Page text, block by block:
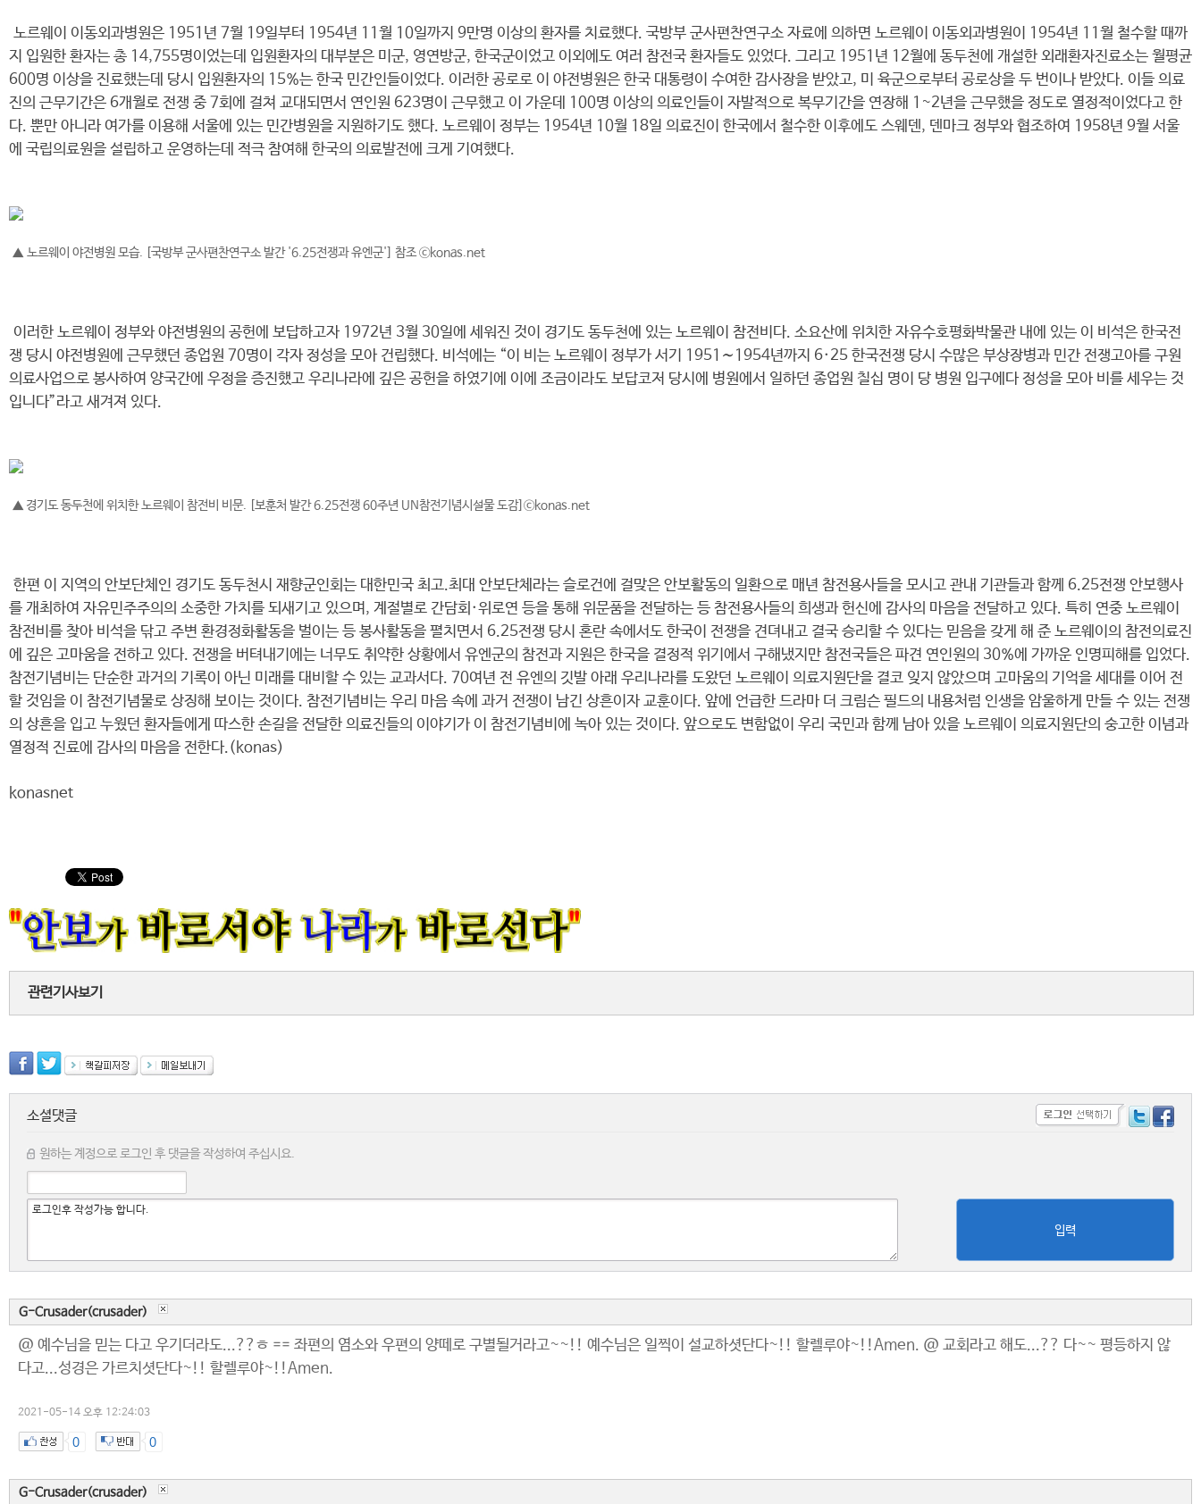
노르웨이 이동외과병원은 1951년 7월 19일부터 1954년 11월 10일까지 9만명 이상의 환자를 치료했다. 국방부 군사편찬연구소 자료에 의하면 노르웨이 이동외과병원이 1954년 11월 철수할 때까
지 입원한 환자는 총 14,755명이었는데 입원환자의 대부분은 미군, 영연방군, 한국군이었고 이외에도 여러 참전국 환자들도 있었다. 그리고 1951년 12월에 동두천에 개설한 외래환자진료소는 월평균
600명 이상을 진료했는데 당시 입원환자의 15%는 한국 민간인들이었다. 이러한 공로로 이 야전병원은 한국 대통령이 수여한 감사장을 받았고, 미 육군으로부터 공로상을 두 번이나 받았다. 이들 의료
진의 근무기간은 6개월로 전쟁 중 7회에 걸쳐 교대되면서 연인원 623명이 근무했고 이 가운데 100명 이상의 의료인들이 자발적으로 복무기간을 연장해 1~2년을 근무했을 정도로 열정적이었다고 한
다. 뿐만 아니라 여가를 이용해 서울에 있는 민간병원을 지원하기도 했다. 노르웨이 정부는 1954년 10월 18일 의료진이 한국에서 철수한 이후에도 스웨덴, 덴마크 정부와 협조하여 1958년 9월 서울
에 국립의료원을 설립하고 운영하는데 적극 참여해 한국의 의료발전에 크게 기여했다.
▲ 노르웨이 야전병원 모습. [국방부 군사편찬연구소 발간 '6.25전쟁과 유엔군'] 참조 ⓒkonas.net
이러한 노르웨이 정부와 야전병원의 공헌에 보답하고자 1972년 3월 30일에 세워진 것이 경기도 동두천에 있는 노르웨이 참전비다. 소요산에 위치한 자유수호평화박물관 내에 있는 이 비석은 한국전
쟁 당시 야전병원에 근무했던 종업원 70명이 각자 정성을 모아 건립했다. 비석에는 “이 비는 노르웨이 정부가 서기 1951∼1954년까지 6·25 한국전쟁 당시 수많은 부상장병과 민간 전쟁고아를 구원
의료사업으로 봉사하여 양국간에 우정을 증진했고 우리나라에 깊은 공헌을 하였기에 이에 조금이라도 보답코저 당시에 병원에서 일하던 종업원 칠십 명이 당 병원 입구에다 정성을 모아 비를 세우는 것
입니다”라고 새겨져 있다.
▲ 경기도 동두천에 위치한 노르웨이 참전비 비문. [보훈처 발간 6.25전쟁 60주년 UN참전기념시설물 도감]ⓒkonas.net
한편 이 지역의 안보단체인 경기도 동두천시 재향군인회는 대한민국 최고.최대 안보단체라는 슬로건에 걸맞은 안보활동의 일환으로 매년 참전용사들을 모시고 관내 기관들과 함께 6.25전쟁 안보행사
를 개최하여 자유민주주의의 소중한 가치를 되새기고 있으며, 계절별로 간담회·위로연 등을 통해 위문품을 전달하는 등 참전용사들의 희생과 헌신에 감사의 마음을 전달하고 있다. 특히 연중 노르웨이
참전비를 찾아 비석을 닦고 주변 환경정화활동을 벌이는 등 봉사활동을 펼치면서 6.25전쟁 당시 혼란 속에서도 한국이 전쟁을 견뎌내고 결국 승리할 수 있다는 믿음을 갖게 해 준 노르웨이의 참전의료진
에 깊은 고마움을 전하고 있다. 전쟁을 버텨내기에는 너무도 취약한 상황에서 유엔군의 참전과 지원은 한국을 결정적 위기에서 구해냈지만 참전국들은 파견 연인원의 30%에 가까운 인명피해를 입었다.
참전기념비는 단순한 과거의 기록이 아닌 미래를 대비할 수 있는 교과서다. 70여년 전 유엔의 깃발 아래 우리나라를 도왔던 노르웨이 의료지원단을 결코 잊지 않았으며 고마움의 기억을 세대를 이어 전
할 것임을 이 참전기념물로 상징해 보이는 것이다. 참전기념비는 우리 마음 속에 과거 전쟁이 남긴 상흔이자 교훈이다. 앞에 언급한 드라마 더 크림슨 필드의 내용처럼 인생을 암울하게 만들 수 있는 전쟁
의 상흔을 입고 누웠던 환자들에게 따스한 손길을 전달한 의료진들의 이야기가 이 참전기념비에 녹아 있는 것이다. 앞으로도 변함없이 우리 국민과 함께 남아 있을 노르웨이 의료지원단의 숭고한 이념과
열정적 진료에 감사의 마음을 전한다.(konas)
konasnet
관련기사보기
소셜댓글
원하는 계정으로 로그인 후 댓글을 작성하여 주십시요.
입력
G-Crusader(crusader)
@ 예수님을 믿는 다고 우기더라도...??ㅎ == 좌편의 염소와 우편의 양떼로 구별될거라고~~!! 예수님은 일찍이 설교하셧단다~!! 할렐루야~!!Amen. @ 교회라고 해도...?? 다~~ 평등하지 않
다고...성경은 가르치셧단다~!! 할렐루야~!!Amen.
2021-05-14 오후 12:24:03
0 0
G-Crusader(crusader)